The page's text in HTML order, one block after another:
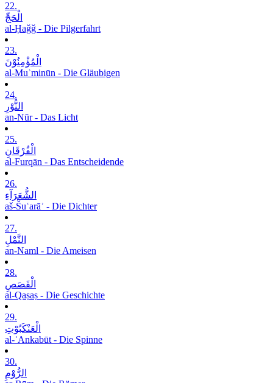
22.
الْحَجِّ
al-Ḥaǧǧ - Die Pilgerfahrt
23.
الْمُؤْمِنُوْنَ
al-Muʾminūn - Die Gläubigen
24.
النُّوْرِ
an-Nūr - Das Licht
25.
الْفُرْقَانِ
al-Furqān - Das Entscheidende
26.
الشُّعَرَآءِ
aš-Šuʿarāʾ - Die Dichter
27.
النَّمْلِ
an-Naml - Die Ameisen
28.
الْقَصَصِ
al-Qaṣaṣ - Die Geschichte
29.
الْعَنْکَبُوْتِ
al-ʿAnkabūt - Die Spinne
30.
الرُّوْمِ